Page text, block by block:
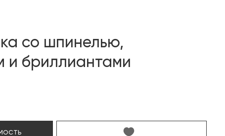
со шпинелью,
и бриллиантами